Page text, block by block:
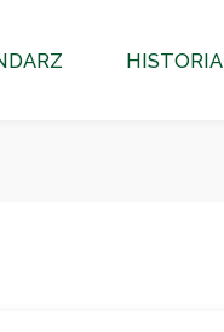
HISTORIA